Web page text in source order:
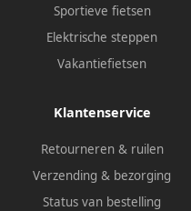
Sportieve fietsen
Elektrische steppen
Vakantiefietsen
Klantenservice
Retourneren & ruilen
Verzending & bezorging
Status van bestelling